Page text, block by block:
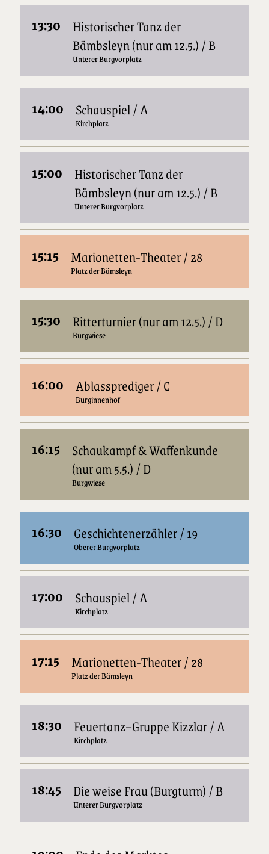
13:30
Historischer Tanz der
Bämbsleyn (nur am 12.5.) / B
Unterer Burgvorplatz
14:00 Schauspiel / A
Kirchplatz
15:00
Historischer Tanz der
Bämbsleyn (nur am 12.5.) / B
Unterer Burgvorplatz
15:15 Marionetten-Theater / 28
Platz der Bämsleyn
15:30 Ritterturnier (nur am 12.5.) / D
Burgwiese
16:00 Ablassprediger / C
Burginnenhof
16:15 Schaukampf & Waffenkunde
(nur am 5.5.) / D
Burgwiese
16:30 Geschichtenerzähler / 19
Oberer Burgvorplatz
17:00 Schauspiel / A
Kirchplatz
17:15 Marionetten-Theater / 28
Platz der Bämsleyn
18:30 Feuertanz–Gruppe Kizzlar / A
Kirchplatz
18:45 Die weise Frau (Burgturm) / B
Unterer Burgvorplatz